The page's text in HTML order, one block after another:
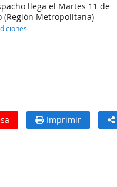
llega el Martes 11 de
(Región Metropolitana)
Imprimir